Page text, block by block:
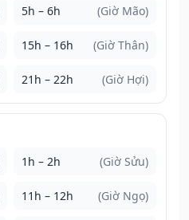
5h – 6h (Giờ Mão)
15h – 16h (Giờ Thân)
21h – 22h (Giờ Hợi)
1h – 2h (Giờ Sửu)
11h – 12h (Giờ Ngọ)